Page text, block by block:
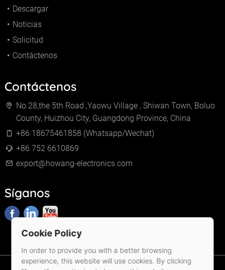
Descargar
Noticias
Solicitud
Contáctenos
Contáctenos
No.28,the 5th Road ,Yaowu Village , Shiwan Town, Boluo
County, Huizhou City, Guangdong Province, China
+86 18675461858 (Whatsapp/Wechat)
+86 752 6610869
export@howang-electronics.com
Síganos
Cookie Policy
In order to provide you with a better browsing
experience, this website will use cookies. By clicking